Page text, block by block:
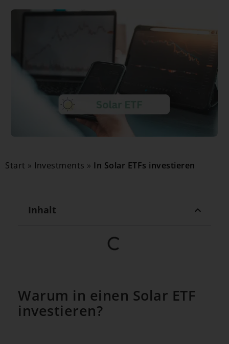
Start » Investments » In Solar ETFs investieren
Inhalt
Warum in einen Solar ETF
investieren?